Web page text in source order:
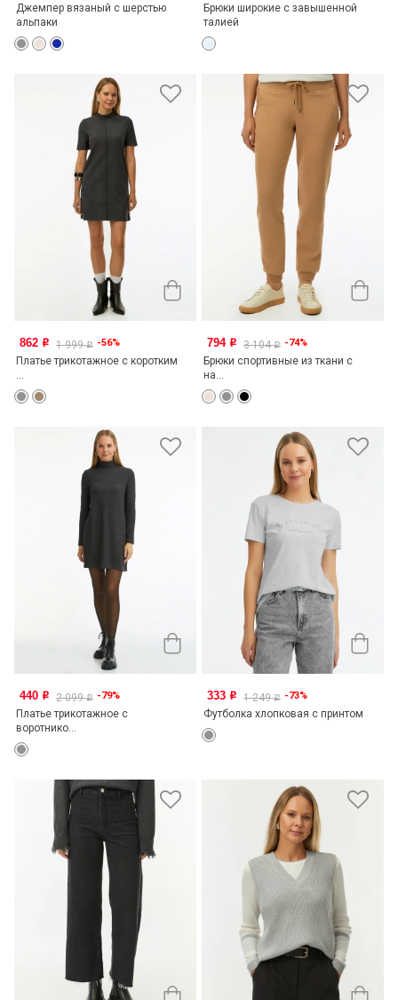
Джемпер вязаный с шерстью
альпаки
Брюки широкие с завышенной
талией
862 o 1 999o -56%
Платье трикотажное с коротким
794 o 3 104o -74%
Брюки спортивные из ткани с
на...
440 o 2 099o -79%
Платье трикотажное с
воротнико...
333 o 1 249o -73%
Футболка хлопковая с принтом